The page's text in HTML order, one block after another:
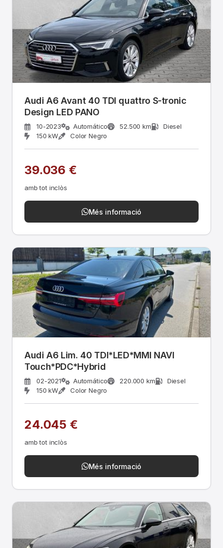
Audi A6 Avant 40 TDI quattro S-tronic
Design LED PANO
10-2023 Automático 52.500 km
Diesel
150 kW
Color Negro
39.036 €
amb tot inclòs
Més informació
Audi A6 Lim. 40 TDI*LED*MMI NAVI
Touch*PDC*Hybrid
02-2021 Automático 220.000 km
Diesel
150 kW
Color Negro
24.045 €
amb tot inclòs
Més informació